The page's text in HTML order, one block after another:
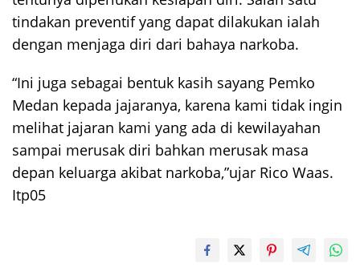
tindakan preventif yang dapat dilakukan ialah
dengan menjaga diri dari bahaya narkoba.
“Ini juga sebagai bentuk kasih sayang Pemko
Medan kepada jajaranya, karena kami tidak ingin
melihat jajaran kami yang ada di kewilayahan
sampai merusak diri bahkan merusak masa
depan keluarga akibat narkoba,”ujar Rico Waas.
Itp05